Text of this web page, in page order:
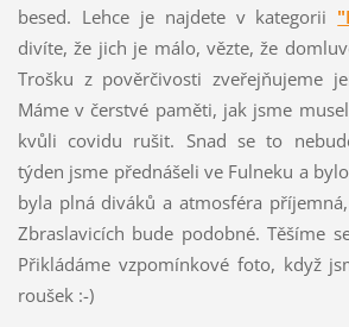
besed. Lehce je najdete v kategorii
divíte, že jich je málo, vězte, že
Trošku z pověrčivosti zveřejňujeme
Máme v čerstvé paměti, jak jsme
kvůli covidu rušit. Snad se to
týden jsme přednášeli ve Fulneku a
byla plná diváků a atmosféra
Zbraslavicích bude podobné. Těšíme
Přikládáme vzpomínkové foto, když
roušek :-)